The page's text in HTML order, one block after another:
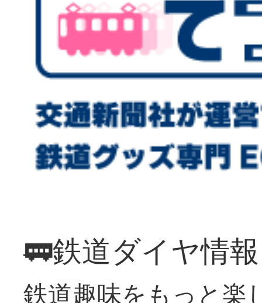
🚃鉄道ダイヤ情
鉄道趣味をもっと楽